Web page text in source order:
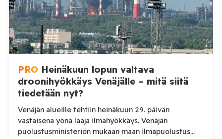
PRO Heinäkuun lopun valtava
droonihyökkäys Venäjälle – mitä siitä
tiedetään nyt?
Venäjän alueille tehtiin heinäkuun 29. päivän
vastaisena yönä laaja ilmahyökkäys. Venäjän
puolustusministeriön mukaan maan ilmapuolustus